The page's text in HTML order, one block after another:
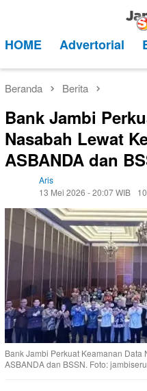
kontenMobile
HOME Advertorial
Beranda Berita
Bank Jambi
Nasabah Lewat
ASBANDA dan
Aris
13 Mei 2026 - 20:07 WIB
Bank Jambi Perkuat Keamanan
ASBANDA dan BSSN. Foto: